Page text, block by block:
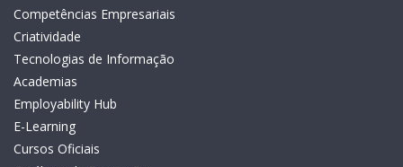
Competências Empresariais
Criatividade
Tecnologias de Informação
Academias
Employability Hub
E-Learning
Cursos Oficiais